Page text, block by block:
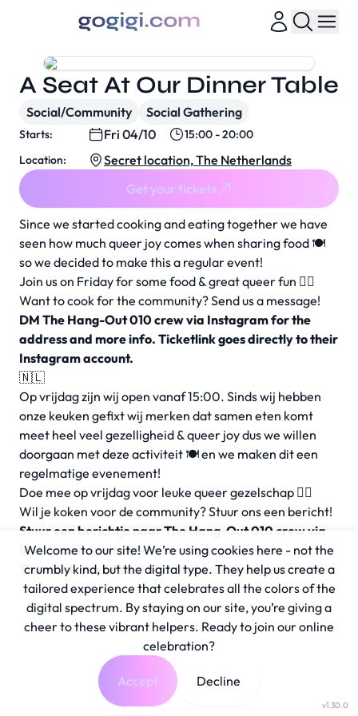
Since we started cooking and eating together we have
seen how much queer joy comes when sharing food 🍽️
so we decided to make this a regular event!
Join us on Friday for some food & great queer fun 🏳️‍🌈
Want to cook for the community? Send us a message!
DM The Hang-Out 010 crew via Instagram for the
address and more info. Ticketlink goes directly to their
Instagram account.
🇳🇱
Op vrijdag zijn wij open vanaf 15:00. Sinds wij hebben
onze keuken gefixt wij merken dat samen eten komt
meet heel veel gezelligheid & queer joy dus we willen
doorgaan met deze activiteit 🍽️ en we maken dit een
regelmatige evenement!
Doe mee op vrijdag voor leuke queer gezelschap 🏳️‍🌈
Wil je koken voor de community? Stuur ons een bericht!
Stuur een berichtje naar The Hang-Out 010 crew via
Instagram voor het adres en meer informatie.
Ticketlink gaat direct naar hun Instagram account.
A Seat At Our Dinner Table
Social/Community Social Gathering
Starts: Fri 04/10
15:00 - 20:00
Location:
Secret location, The Netherlands
Get your tickets
v1.30.0
Welcome to our site! We’re using cookies here - not the
crumbly kind, but the digital type. They help us create a
tailored experience that celebrates all the colors of the
digital spectrum. By staying on our site, you’re giving a
cheer to these vibrant helpers. Ready to join our online
celebration?
Accept Decline